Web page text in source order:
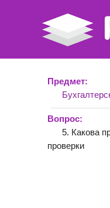
Предмет:
Вопрос:
5. Какова
проверки